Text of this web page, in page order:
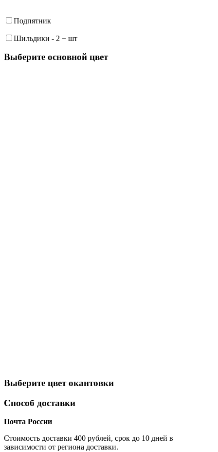
Подпятник
Шильдики - 2 + шт
Выберите oсновной цвет
Выберите цвет окантовки
Способ доставки
Почта России
Cтоимость доставки 400 рублей, срок до 10 дней в
зависимости от региона доставки.